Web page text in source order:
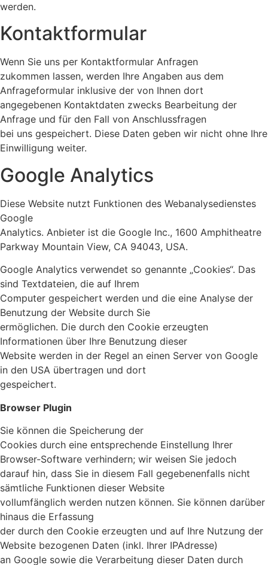
werden.
Kontaktformular
Wenn Sie uns per Kontaktformular Anfragen
zukommen lassen, werden Ihre Angaben aus dem
Anfrageformular inklusive der von Ihnen dort
angegebenen Kontaktdaten zwecks Bearbeitung der
Anfrage und für den Fall von Anschlussfragen
bei uns gespeichert. Diese Daten geben wir nicht ohne Ihre
Einwilligung weiter.
Google Analytics
Diese Website nutzt Funktionen des Webanalysedienstes
Google
Analytics. Anbieter ist die Google Inc., 1600 Amphitheatre
Parkway Mountain View, CA 94043, USA.
Google Analytics verwendet so genannte „Cookies“. Das
sind Textdateien, die auf Ihrem
Computer gespeichert werden und die eine Analyse der
Benutzung der Website durch Sie
ermöglichen. Die durch den Cookie erzeugten
Informationen über Ihre Benutzung dieser
Website werden in der Regel an einen Server von Google
in den USA übertragen und dort
gespeichert.
Browser Plugin
Sie können die Speicherung der
Cookies durch eine entsprechende Einstellung Ihrer
Browser-Software verhindern; wir weisen Sie jedoch
darauf hin, dass Sie in diesem Fall gegebenenfalls nicht
sämtliche Funktionen dieser Website
vollumfänglich werden nutzen können. Sie können darüber
hinaus die Erfassung
der durch den Cookie erzeugten und auf Ihre Nutzung der
Website bezogenen Daten (inkl. Ihrer IPAdresse)
an Google sowie die Verarbeitung dieser Daten durch